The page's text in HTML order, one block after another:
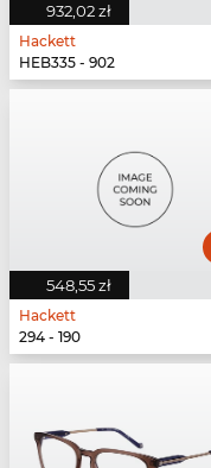
932,02 zł
Hackett
HEB335 - 902
548,55 zł
Hackett
294 - 190